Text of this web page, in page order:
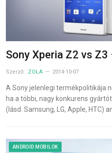
Sony Xperia Z2 vs
Szerző: ZOLA 2014-10-07
A Sony jelenlegi termékpolitikája
ha a többi, nagy konkurens
(lásd. Samsung, LG, Apple, HTC)
ANDROID MOBILOK